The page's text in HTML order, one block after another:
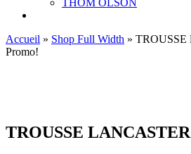
THOM OLSON
Accueil » Shop Full Width »
Promo!
TROUSSE